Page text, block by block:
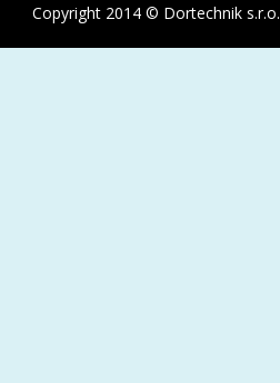
Copyright 2014 © Dortechnik s.r.o.